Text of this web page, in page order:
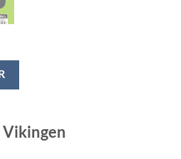
Vikingen